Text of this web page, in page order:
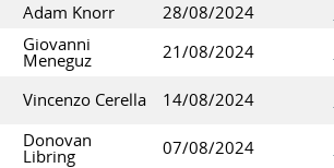
Adam Knorr 28/08/2024
Giovanni
Meneguz 21/08/2024
Vincenzo Cerella 14/08/2024
Donovan
Libring 07/08/2024